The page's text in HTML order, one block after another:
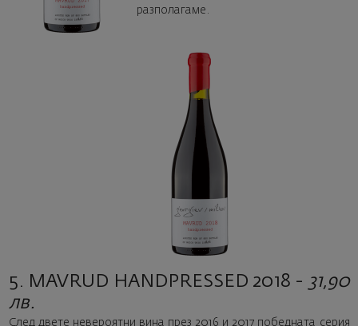
разполагаме.
5. MAVRUD HANDPRESSED 2018 - 31,90
лв.
След двете невероятни вина през 2016 и 2017 победната серия